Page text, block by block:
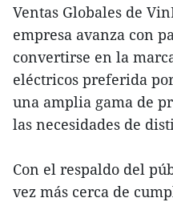
Ventas Globales de
empresa avanza con
convertirse en la
eléctricos preferida
una amplia gama de
las necesidades de
Con el respaldo del
vez más cerca de